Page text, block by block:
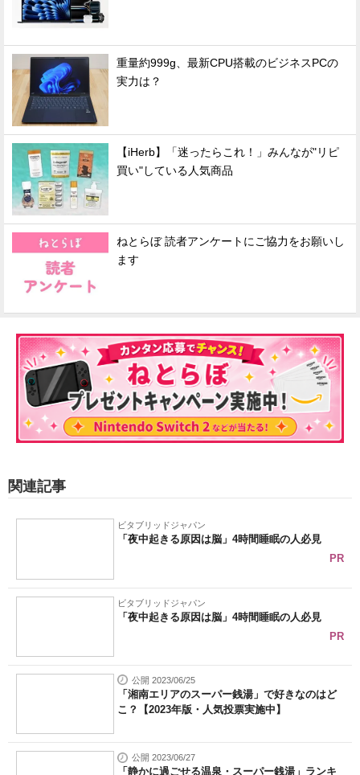
重量約999g、最新CPU搭載のビジネスPCの
実力は？
【iHerb】「迷ったらこれ！」みんなが"リピ
買い"している人気商品
ねとらぼ 読者アンケートにご協力をお願いし
ます
関連記事
ビタブリッドジャパン
「夜中起きる原因は脳」4時間睡眠の人必見
PR
ビタブリッドジャパン
「夜中起きる原因は脳」4時間睡眠の人必見
PR
公開 2023/06/25
「湘南エリアのスーパー銭湯」で好きなのはど
こ？【2023年版・人気投票実施中】
公開 2023/06/27
「静かに過ごせる温泉・スーパー銭湯」ランキ